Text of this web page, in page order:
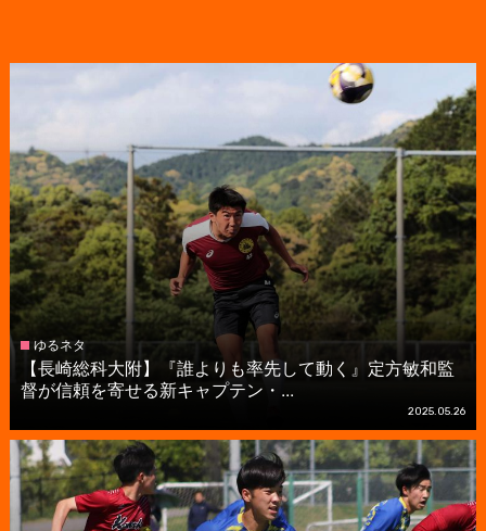
ゆるネタ
【長崎総科大附】『誰よりも率先して動く』定方敏和監
督が信頼を寄せる新キャプテン・...
2025.05.26